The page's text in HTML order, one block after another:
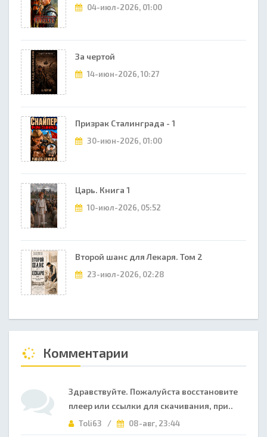
04-июл-2026, 01:00
За чертой
14-июн-2026, 10:27
Призрак Сталинграда - 1
30-июн-2026, 01:00
Царь. Книга 1
10-июл-2026, 05:52
Второй шанс для Лекаря. Том 2
23-июл-2026, 02:28
Комментарии
Здравствуйте. Пожалуйста восстановите
плеер или ссылки для скачивания, при..
Toli63 / 08-авг, 23:44